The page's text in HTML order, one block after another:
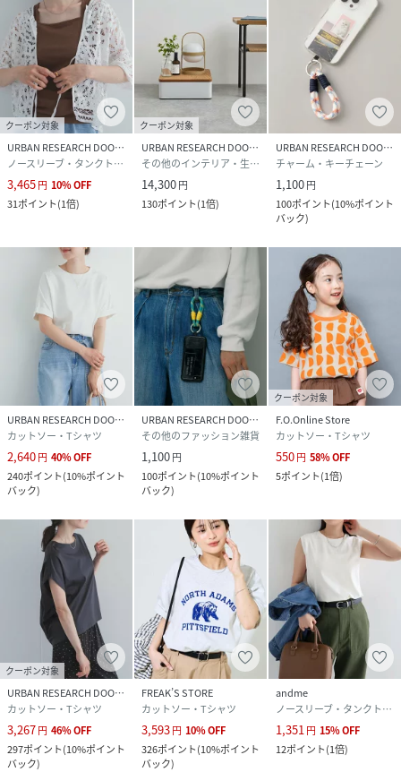
クーポン対象
URBAN RESEARCH DOORS
ノースリーブ・タンクトップ
3,465円 10%OFF
31ポイント(1倍)
クーポン対象
URBAN RESEARCH DOORS
その他のインテリア・生活雑貨
14,300円
130ポイント(1倍)
URBAN RESEARCH DOORS
チャーム・キーチェーン
1,100円
100ポイント(10%ポイント
バック)
URBAN RESEARCH DOORS
カットソー・Tシャツ
2,640円 40%OFF
240ポイント(10%ポイント
バック)
URBAN RESEARCH DOORS
その他のファッション雑貨
1,100円
100ポイント(10%ポイント
バック)
クーポン対象
F.O.Online Store
カットソー・Tシャツ
550円 58%OFF
5ポイント(1倍)
クーポン対象
URBAN RESEARCH DOORS
カットソー・Tシャツ
3,267円 46%OFF
297ポイント(10%ポイント
バック)
FREAK’S STORE
カットソー・Tシャツ
3,593円 10%OFF
326ポイント(10%ポイント
バック)
andme
ノースリーブ・タンクトップ
1,351円 15%OFF
12ポイント(1倍)